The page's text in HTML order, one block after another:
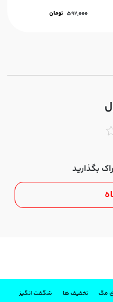
592,000 تومان
بگذارید
مگ تخفیف ها
شگفت انگیز